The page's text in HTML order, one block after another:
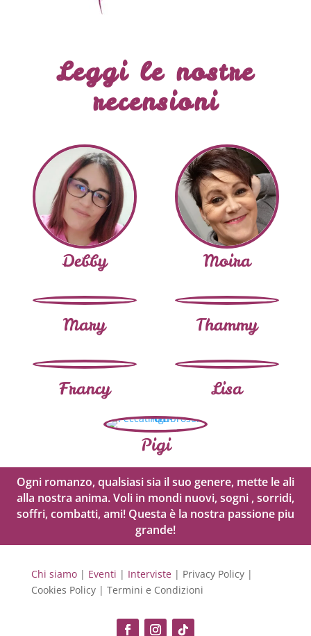
Leggi le nostre
recensioni
Debby Moira
Mary Thammy
Francy Lisa
Pigi
Ogni romanzo, qualsiasi sia il suo genere, mette le ali
alla nostra anima. Voli in mondi nuovi, sogni , sorridi,
soffri, combatti, ami! Questa è la nostra passione piu
grande!
Chi siamo| Eventi | Interviste| Privacy Policy |
Cookies Policy | Termini e Condizioni